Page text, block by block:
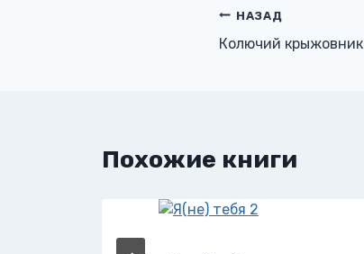
Навигация
по
НАЗАД
Колючий крыжовник
Похожие книги